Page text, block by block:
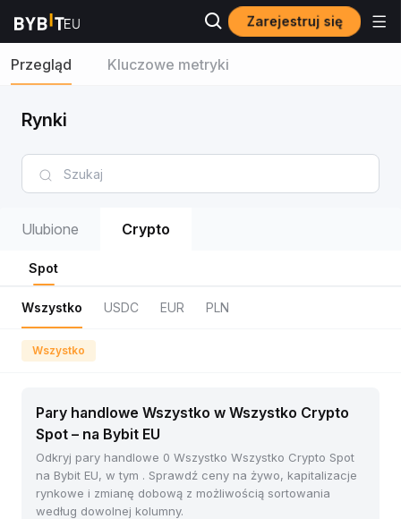
Zarejestruj się
Przegląd Kluczowe metryki
Rynki
Ulubione Crypto
Spot
Wszystko USDC EUR PLN
Wszystko
Pary handlowe Wszystko w Wszystko Crypto
Spot – na Bybit EU
Odkryj pary handlowe 0 Wszystko Wszystko Crypto Spot
na Bybit EU, w tym . Sprawdź ceny na żywo, kapitalizacje
rynkowe i zmianę dobową z możliwością sortowania
według dowolnej kolumny.